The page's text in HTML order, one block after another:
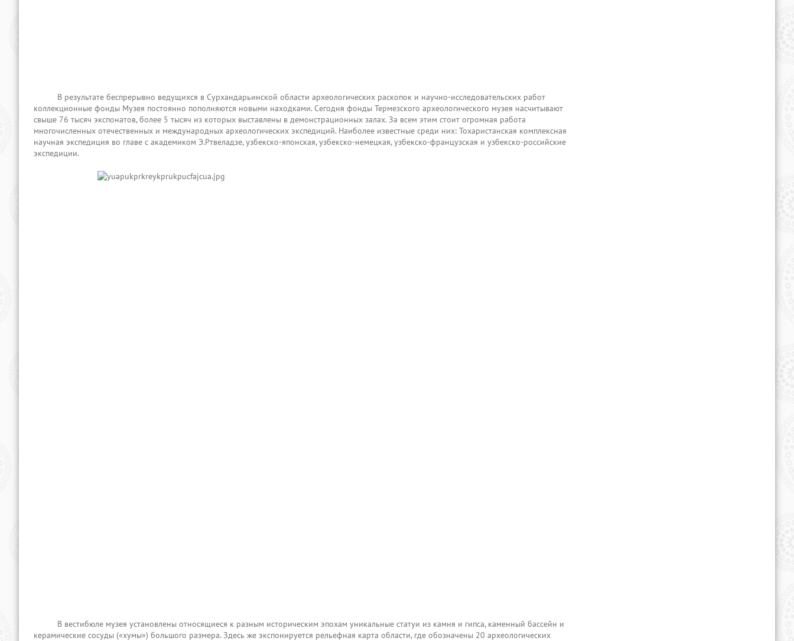
В результате беспрерывно ведущихся в Сурхандарьинской области археологических раскопок и научно-исследовательских работ
коллекционные фонды Музея постоянно пополняются новыми находками. Сегодня фонды Термезского археологического музея насчитывают
свыше 76 тысяч экспонатов, более 5 тысяч из которых выставлены в демонстрационных залах. За всем этим стоит огромная работа
многочисленных отечественных и международных археологических экспедиций. Наиболее известные среди них: Тохаристанская комплексная
научная экспедиция во главе с академиком Э.Ртвеладзе, узбекско-японская, узбекско-немецкая, узбекско-французская и узбекско-российские
экспедиции.
В вестибюле музея установлены относящиеся к разным историческим эпохам уникальные статуи из камня и гипса, каменный бассейн и
керамические сосуды («хумы») большого размера. Здесь же экспонируется рельефная карта области, где обозначены 20 археологических